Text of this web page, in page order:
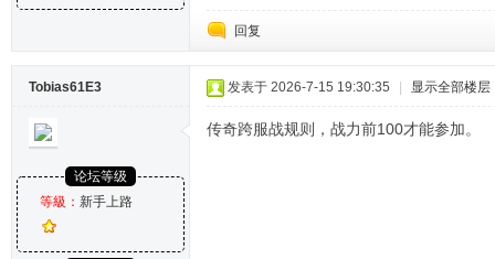
回复
Tobias61E3
论坛等级
等級： 新手上路
发表于 2026-7-15 19:30:35 显示全部楼层
传奇跨服战规则，战力前100才能参加。